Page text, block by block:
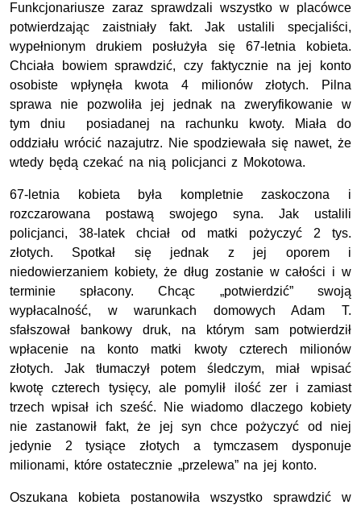
Funkcjonariusze zaraz sprawdzali wszystko w placówce
potwierdzając zaistniały fakt. Jak ustalili specjaliści,
wypełnionym drukiem posłużyła się 67-letnia kobieta.
Chciała bowiem sprawdzić, czy faktycznie na jej konto
osobiste wpłynęła kwota 4 milionów złotych. Pilna
sprawa nie pozwoliła jej jednak na zweryfikowanie w
tym dniu posiadanej na rachunku kwoty. Miała do
oddziału wrócić nazajutrz. Nie spodziewała się nawet, że
wtedy będą czekać na nią policjanci z Mokotowa.
67-letnia kobieta była kompletnie zaskoczona i
rozczarowana postawą swojego syna. Jak ustalili
policjanci, 38-latek chciał od matki pożyczyć 2 tys.
złotych. Spotkał się jednak z jej oporem i
niedowierzaniem kobiety, że dług zostanie w całości i w
terminie spłacony. Chcąc „potwierdzić” swoją
wypłacalność, w warunkach domowych Adam T.
sfałszował bankowy druk, na którym sam potwierdził
wpłacenie na konto matki kwoty czterech milionów
złotych. Jak tłumaczył potem śledczym, miał wpisać
kwotę czterech tysięcy, ale pomylił ilość zer i zamiast
trzech wpisał ich sześć. Nie wiadomo dlaczego kobiety
nie zastanowił fakt, że jej syn chce pożyczyć od niej
jedynie 2 tysiące złotych a tymczasem dysponuje
milionami, które ostatecznie „przelewa” na jej konto.
Oszukana kobieta postanowiła wszystko sprawdzić w